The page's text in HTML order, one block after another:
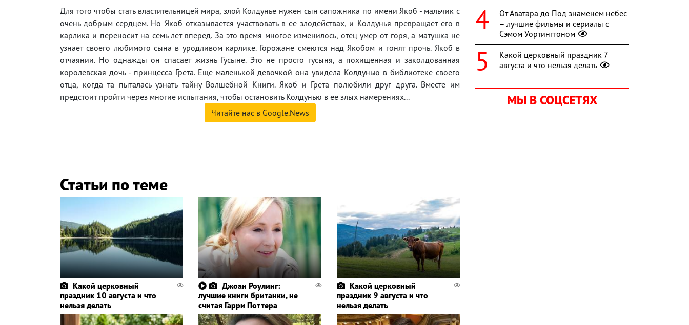
Для того чтобы стать властительницей мира, злой Колдунье нужен сын сапожника по имени Якоб - мальчик с
очень добрым сердцем. Но Якоб отказывается участвовать в ее злодействах, и Колдунья превращает его в
карлика и переносит на семь лет вперед. За это время многое изменилось, отец умер от горя, а матушка не
узнает своего любимого сына в уродливом карлике. Горожане смеются над Якобом и гонят прочь. Якоб в
отчаянии. Но однажды он спасает жизнь Гусыне. Это не просто гусыня, а похищенная и заколдованная
королевская дочь - принцесса Грета. Еще маленькой девочкой она увидела Колдунью в библиотеке своего
отца, когда та пыталась узнать тайну Волшебной Книги. Якоб и Грета полюбили друг друга. Вместе им
предстоит пройти через многие испытания, чтобы остановить Колдунью в ее злых намерениях...
Читайте нас в Google.News
Статьи по теме
Какой церковный
праздник 10 августа и что
нельзя делать
Джоан Роулинг:
лучшие книги британки, не
считая Гарри Поттера
Какой церковный
праздник 9 августа и что
нельзя делать
От Аватара до Под знаменем небес
– лучшие фильмы и сериалы с
Сэмом Уортингтоном
Какой церковный праздник 7
августа и что нельзя делать
МЫ В СОЦСЕТЯХ